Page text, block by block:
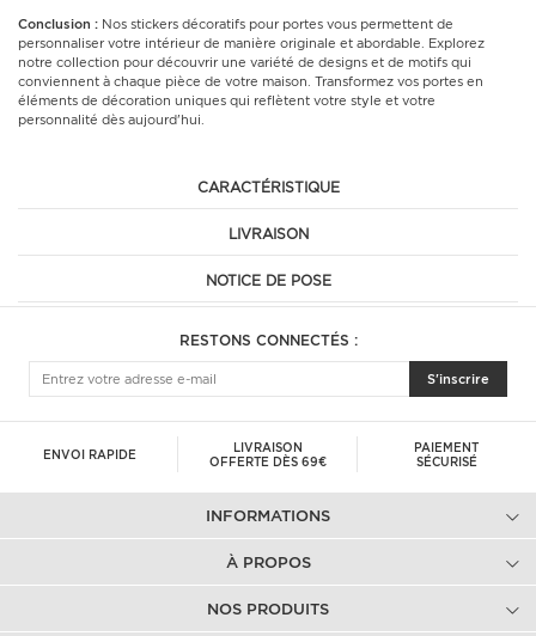
Conclusion : Nos stickers décoratifs pour portes vous permettent de
personnaliser votre intérieur de manière originale et abordable. Explorez
notre collection pour découvrir une variété de designs et de motifs qui
conviennent à chaque pièce de votre maison. Transformez vos portes en
éléments de décoration uniques qui reflètent votre style et votre
personnalité dès aujourd'hui.
CARACTÉRISTIQUE
LIVRAISON
NOTICE DE POSE
RESTONS CONNECTÉS :
S'inscrire
ENVOI RAPIDE
LIVRAISON
OFFERTE DÈS 69€
PAIEMENT
SÉCURISÉ
INFORMATIONS
À PROPOS
NOS PRODUITS